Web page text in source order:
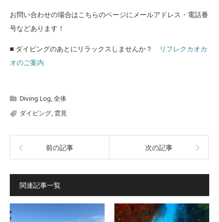
お問い合わせの場合はこちらのページにメールアドレス・電話番
号などあります！
■ ダイビングのあとにリラックスしませんか？
リフレクカオカ
オのご案内
Diving Log,全体
ダイビング, 雲見
前の記事 次の記事
関連記事一覧